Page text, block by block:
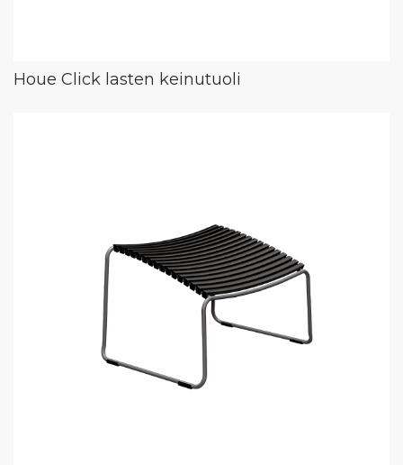
Houe Click lasten keinutuoli